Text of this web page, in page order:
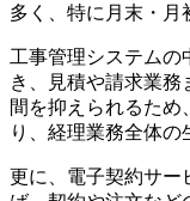
多く、特に月末・月
工事管理システムの
き、見積や請求業
間を抑えられるた
り、経理業務全体の
更に、電子契約サー